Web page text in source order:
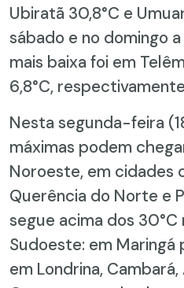
Ubiratã 30,8°C e
sábado e no domingo
mais baixa foi em
6,8°C,
Nesta segunda-feira
máximas podem
Noroeste, em cidades
Querência do Norte e
segue acima dos
Sudoeste: em Maringá
em Londrina,